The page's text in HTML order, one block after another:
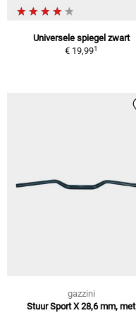
Universele spiegel zwart
€ 19,991
gazzini
Stuur Sport X 28,6 mm, met